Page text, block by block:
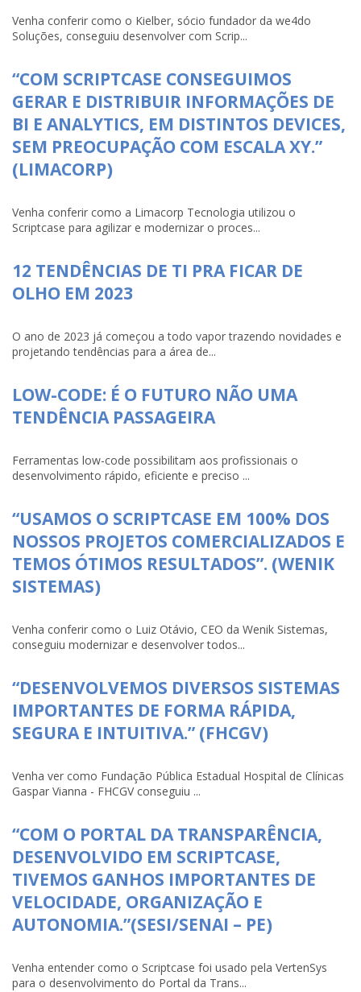
Venha conferir como o Kielber, sócio fundador da we4do
Soluções, conseguiu desenvolver com Scrip...
“COM SCRIPTCASE CONSEGUIMOS
GERAR E DISTRIBUIR INFORMAÇÕES DE
BI E ANALYTICS, EM DISTINTOS DEVICES,
SEM PREOCUPAÇÃO COM ESCALA XY.”
(LIMACORP)
Venha conferir como a Limacorp Tecnologia utilizou o
Scriptcase para agilizar e modernizar o proces...
12 TENDÊNCIAS DE TI PRA FICAR DE
OLHO EM 2023
O ano de 2023 já começou a todo vapor trazendo novidades e
projetando tendências para a área de...
LOW-CODE: É O FUTURO NÃO UMA
TENDÊNCIA PASSAGEIRA
Ferramentas low-code possibilitam aos profissionais o
desenvolvimento rápido, eficiente e preciso ...
“USAMOS O SCRIPTCASE EM 100% DOS
NOSSOS PROJETOS COMERCIALIZADOS E
TEMOS ÓTIMOS RESULTADOS”. (WENIK
SISTEMAS)
Venha conferir como o Luiz Otávio, CEO da Wenik Sistemas,
conseguiu modernizar e desenvolver todos...
“DESENVOLVEMOS DIVERSOS SISTEMAS
IMPORTANTES DE FORMA RÁPIDA,
SEGURA E INTUITIVA.” (FHCGV)
Venha ver como Fundação Pública Estadual Hospital de Clínicas
Gaspar Vianna - FHCGV conseguiu ...
“COM O PORTAL DA TRANSPARÊNCIA,
DESENVOLVIDO EM SCRIPTCASE,
TIVEMOS GANHOS IMPORTANTES DE
VELOCIDADE, ORGANIZAÇÃO E
AUTONOMIA.”(SESI/SENAI – PE)
Venha entender como o Scriptcase foi usado pela VertenSys
para o desenvolvimento do Portal da Trans...